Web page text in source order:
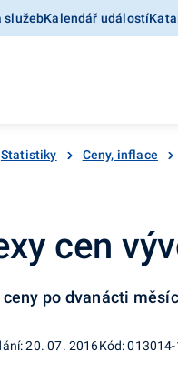
služebKalendář událostí
Statistiky Ceny, inflace
cen
po dvanácti
20. 07. 2016Kód: